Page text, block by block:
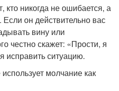
никогда не ошибается, а
Если он действительно вас
вину или
честно скажет: «Прости, я
исправить ситуацию.
молчание как